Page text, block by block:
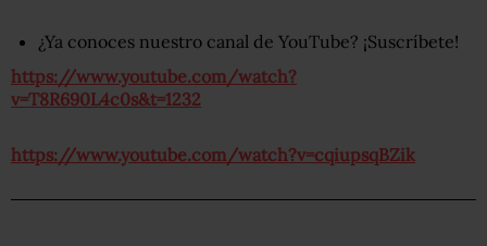
¿Ya conoces nuestro canal de YouTube? ¡Suscríbete!
https://www.youtube.com/watch?
v=T8R690L4c0s&t=1232
https://www.youtube.com/watch?v=cqiupsqBZik